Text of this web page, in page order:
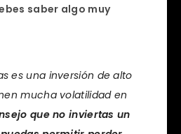
saber algo muy
es una inversión de alto
mucha volatilidad en
que no inviertas un